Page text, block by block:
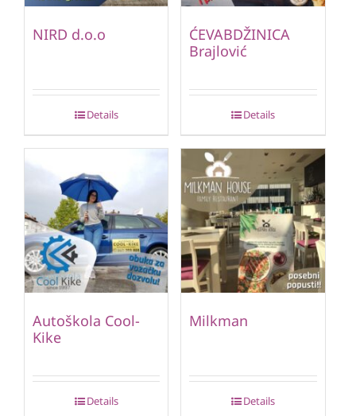
NIRD d.o.o
Details
ĆEVABDŽINICA
Brajlović
Details
Autoškola Cool-
Kike
Details
Milkman
Details